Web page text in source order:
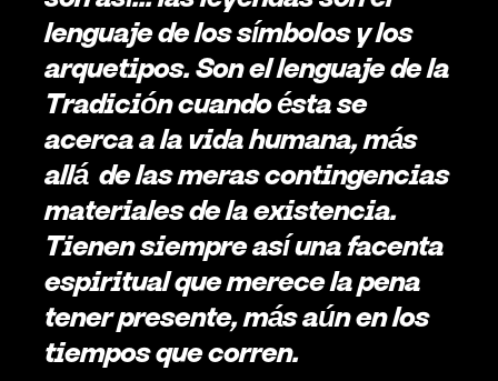
lenguaje de los símbolos y los
arquetipos. Son el lenguaje de la
Tradición cuando ésta se
acerca a la vida humana, más
allá  de las meras contingencias
materiales de la existencia.
Tienen siempre así una facenta
espiritual que merece la pena
tener presente, más aún en los
tiempos que corren.